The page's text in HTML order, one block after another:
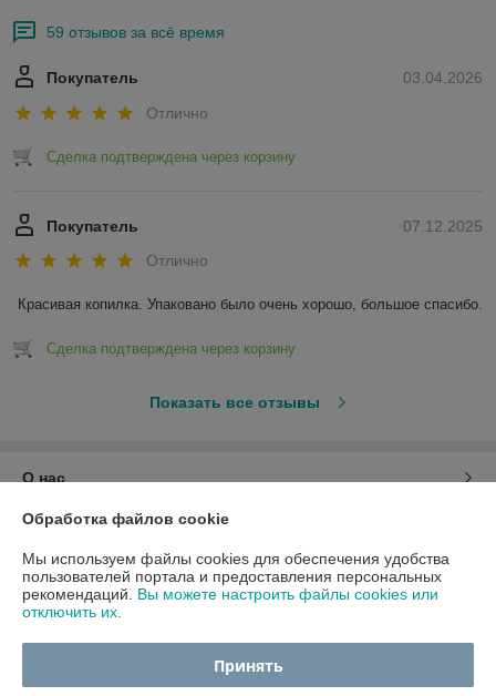
59 отзывов за всё время
03.04.2026
Покупатель
Отлично
Сделка подтверждена через корзину
07.12.2025
Покупатель
Отлично
Красивая копилка. Упаковано было очень хорошо, большое спасибо.
Сделка подтверждена через корзину
Показать все отзывы
О нас
Контакты
Доставка и оплата
Полная версия сайта
Обработка файлов cookie
Мы используем файлы cookies для обеспечения удобства
пользователей портала и предоставления персональных
рекомендаций. Вы можете настроить файлы cookies или
отключить их.
Принять